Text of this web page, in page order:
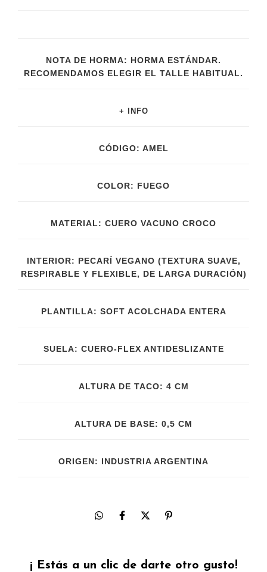
NOTA DE HORMA: HORMA ESTÁNDAR.
RECOMENDAMOS ELEGIR EL TALLE HABITUAL.
+ INFO
CÓDIGO: AMEL
COLOR: FUEGO
MATERIAL: CUERO VACUNO CROCO
INTERIOR: PECARÍ VEGANO (TEXTURA SUAVE,
RESPIRABLE Y FLEXIBLE, DE LARGA DURACIÓN)
PLANTILLA: SOFT ACOLCHADA ENTERA
SUELA: CUERO-FLEX ANTIDESLIZANTE
ALTURA DE TACO: 4 CM
ALTURA DE BASE: 0,5 CM
ORIGEN: INDUSTRIA ARGENTINA
¡ Estás a un clic de darte otro gusto!